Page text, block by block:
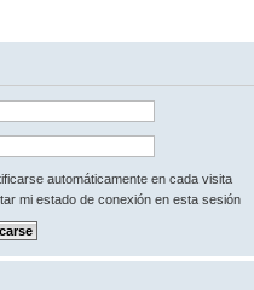
automáticamente en cada visita
mi estado de conexión en esta sesión